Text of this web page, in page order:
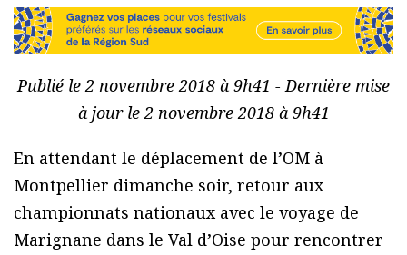
Publié le 2 novembre 2018 à 9h41 - Dernière mise
à jour le 2 novembre 2018 à 9h41
En attendant le déplacement de l’OM à
Montpellier dimanche soir, retour aux
championnats nationaux avec le voyage de
Marignane dans le Val d’Oise pour rencontrer